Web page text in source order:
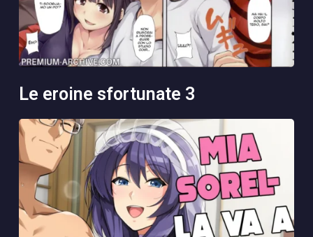
le eroine sfortunate 3